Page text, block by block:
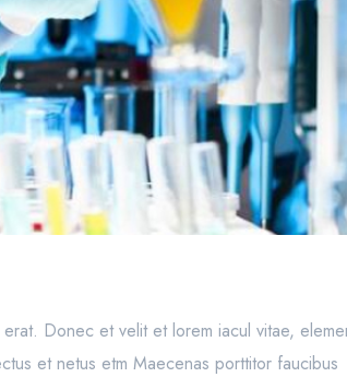
Donec et velit et lorem iacul vitae,
et netus etm Maecenas porttitor faucibus